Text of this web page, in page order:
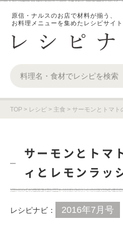
原信・ナルスのお店で材料が揃う、
お料理メニューを集めたレシピサイト
TOP > レシピ > 主食 > サーモンとトマト
サーモンとトマ
ィとレモンラッ
レシピナビ： 2016年7月号